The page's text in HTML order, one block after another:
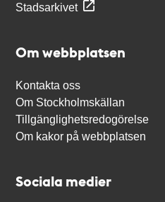
Stadsarkivet
Om webbplatsen
Kontakta oss
Om Stockholmskällan
Tillgänglighetsredogörelse
Om kakor på webbplatsen
Sociala medier